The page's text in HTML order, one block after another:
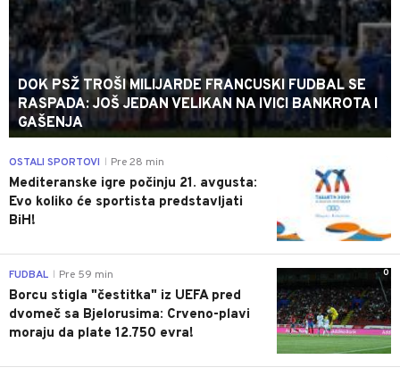
DOK PSŽ TROŠI MILIJARDE FRANCUSKI FUDBAL SE
RASPADA: JOŠ JEDAN VELIKAN NA IVICI BANKROTA I
GAŠENJA
OSTALI SPORTOVI Pre 28 min
Mediteranske igre počinju 21. avgusta:
Evo koliko će sportista predstavljati
BiH!
0
FUDBAL Pre 59 min
Borcu stigla "čestitka" iz UEFA pred
dvomeč sa Bjelorusima: Crveno-plavi
moraju da plate 12.750 evra!